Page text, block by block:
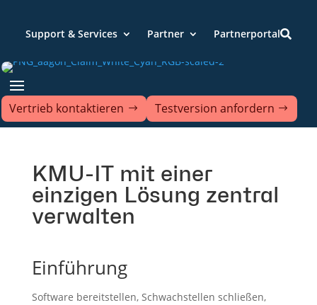
Support & Services Partner Partnerportal
Vertrieb kontaktieren Testversion anfordern
KMU-IT mit einer
einzigen Lösung zentral
verwalten
Einführung
Software bereitstellen, Schwachstellen schließen,